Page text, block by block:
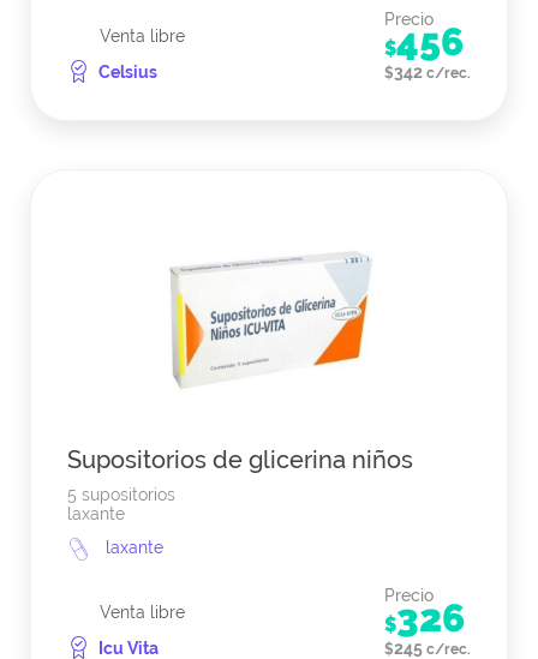
Venta libre
Celsius
Precio
$456
$342 c/rec.
Supositorios de glicerina niños
5 supositorios
laxante
laxante
Venta libre
Icu Vita
Precio
$326
$245 c/rec.